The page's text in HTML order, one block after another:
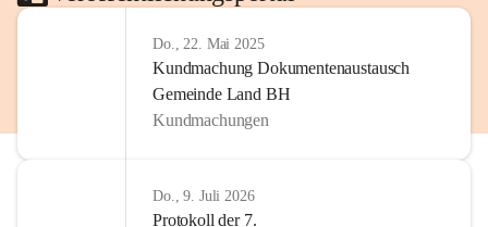
Do., 22. Mai 2025
Kundmachung Dokumentenaustausch
Gemeinde Land BH
Kundmachungen
Do., 9. Juli 2026
Protokoll der 7.